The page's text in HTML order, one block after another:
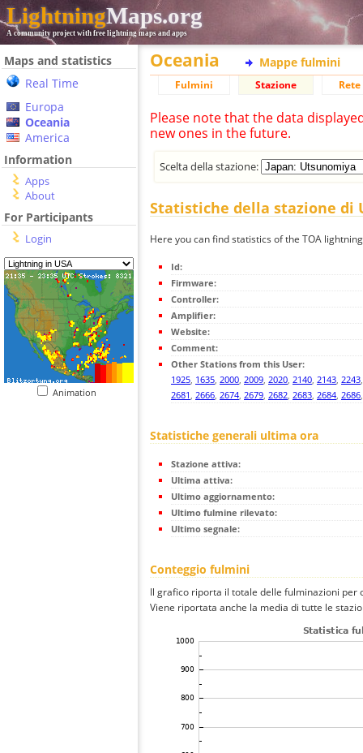
LightningMaps.org
A community project with free lightning maps and apps
Maps and statistics
Real Time
Europa
Oceania
America
Information
Apps
About
For Participants
Login
Animation
Oceania Mappe fulmini
Fulmini Stazione
Please note that the data
new ones in the future.
Scelta della stazione:
Statistiche della stazione di
Here you can find statistics of the TOA
Id:
Firmware:
Controller:
Amplifier:
Website:
Comment:
Other Stations from this User:
1925, 1635, 2000, 2009, 2020, 2140, 2143, 2243
2681, 2666, 2674, 2679, 2682, 2683, 2684, 2686
Statistiche generali ultima ora
Stazione attiva:
Ultima attiva:
Ultimo aggiornamento:
Ultimo fulmine rilevato:
Ultimo segnale:
Conteggio fulmini
Il grafico riporta il totale delle fulminazioni
Viene riportata anche la media di tutte le